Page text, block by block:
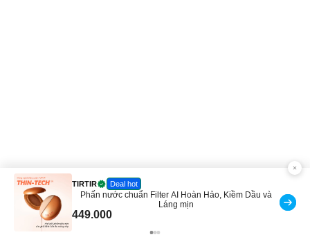
TIRTIR
TIRTIR Bộ sưu tập BEST-SELLING bán
428.341